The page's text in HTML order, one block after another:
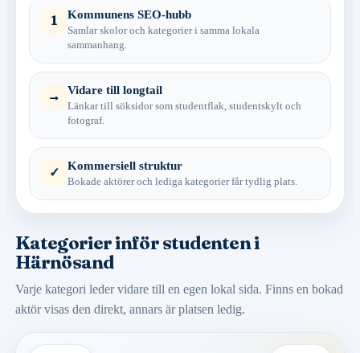
1 Kommunens SEO-hubb
Samlar skolor och kategorier i samma lokala
sammanhang.
→ Vidare till longtail
Länkar till söksidor som studentflak, studentskylt och
fotograf.
✓ Kommersiell struktur
Bokade aktörer och lediga kategorier får tydlig plats.
Kategorier inför studenten i
Härnösand
Varje kategori leder vidare till en egen lokal sida. Finns en bokad
aktör visas den direkt, annars är platsen ledig.